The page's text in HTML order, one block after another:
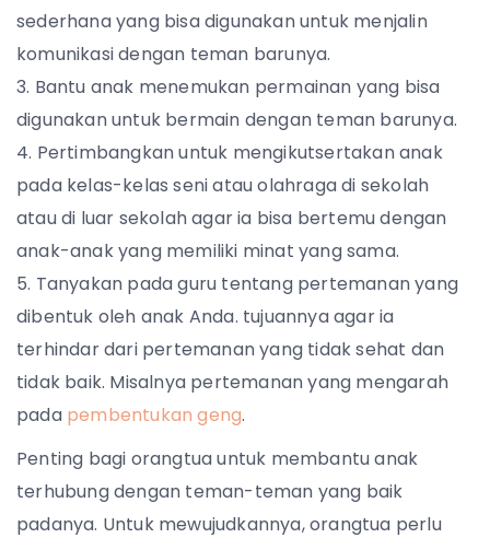
sederhana yang bisa digunakan untuk menjalin
komunikasi dengan teman barunya.
Bantu anak menemukan permainan yang bisa
digunakan untuk bermain dengan teman barunya.
Pertimbangkan untuk mengikutsertakan anak
pada kelas-kelas seni atau olahraga di sekolah
atau di luar sekolah agar ia bisa bertemu dengan
anak-anak yang memiliki minat yang sama.
Tanyakan pada guru tentang pertemanan yang
dibentuk oleh anak Anda. tujuannya agar ia
terhindar dari pertemanan yang tidak sehat dan
tidak baik. Misalnya pertemanan yang mengarah
pada pembentukan geng.
Penting bagi orangtua untuk membantu anak
terhubung dengan teman-teman yang baik
padanya. Untuk mewujudkannya, orangtua perlu